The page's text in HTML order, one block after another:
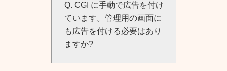
Q. CGI に手動で広告を付け
ています。管理用の画面に
も広告を付ける必要はあり
ますか?